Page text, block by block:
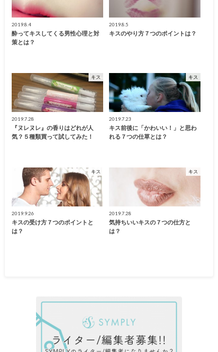
2019.8.4
酔ってキスしてくる男性心理と対
策とは？
2019.8.5
キスのやり方７つのポイントは？
キス
2019.7.28
『ヌレヌレ』の香りはどれが人
気？５種類買って試してみた！
キス
2019.7.23
キス前後に「かわいい！」と思わ
れる７つの仕草とは？
キス
2019.9.26
キスの受け方７つのポイントと
は？
キス
2019.7.28
気持ちいいキスの７つの仕方と
は？